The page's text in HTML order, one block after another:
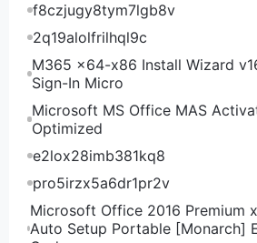
f8czjugy8tym7lgb8v
2q19alolfrilhql9c
M365 x64-x86 Install Wizard
Sign-In Micro
Microsoft MS Office MAS
Optimized
e2lox28imb381kq8
pro5irzx5a6dr1pr2v
Microsoft Office 2016 Premium
Auto Setup Portable [Monarch]